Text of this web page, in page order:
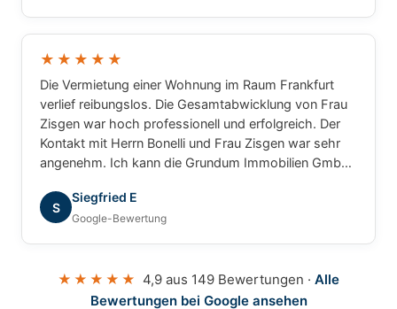
★★★★★
Die Vermietung einer Wohnung im Raum Frankfurt
verlief reibungslos. Die Gesamtabwicklung von Frau
Zisgen war hoch professionell und erfolgreich. Der
Kontakt mit Herrn Bonelli und Frau Zisgen war sehr
angenehm. Ich kann die Grundum Immobilien GmbH
S
Siegfried E
Google-Bewertung
★★★★★ 4,9 aus 149 Bewertungen · Alle
Bewertungen bei Google ansehen